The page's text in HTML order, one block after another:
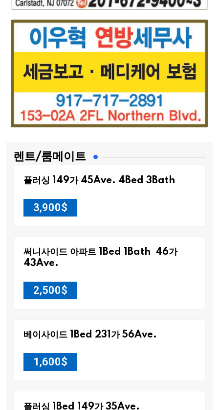
렌트/룸메이트
플러싱 149가 45Ave. 4Bed 3Bath
3,900$
써니사이드 아파트 1Bed 1Bath 46가
43Ave.
2,500$
베이사이드 1Bed 231가 56Ave.
1,600$
플러싱 1Bed 149가 35Ave.